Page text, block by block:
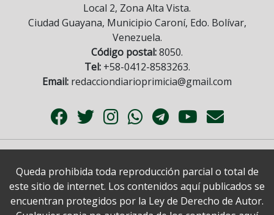
Local 2, Zona Alta Vista.
Ciudad Guayana, Municipio Caroní, Edo. Bolívar,
Venezuela.
Código postal:8050.
Tel:+58-0412-8583263.
Email: redacciondiarioprimicia@gmail.com
Queda prohibida toda reproducción parcial o total de
este sitio de internet. Los contenidos aquí publicados se
encuentran protegidos por la Ley de Derecho de Autor.